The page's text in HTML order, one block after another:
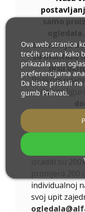
montiraju u
za montažu
nisu
Prilikom
da
Ukoliko niste
ogledala ili
podjela,
mailom.
izraditi su
individualnoj
svoj upit
Ova web stranica
trećih strana kako
prikazala vam
preferencijama
Da biste pristali
gumb Prihvati.